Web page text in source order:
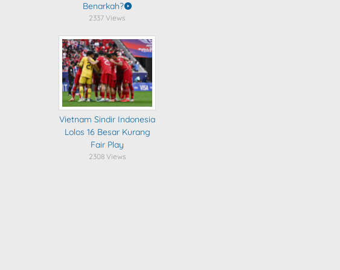
Benarkah?
2337 Views
Vietnam Sindir Indonesia
Lolos 16 Besar Kurang
Fair Play
2308 Views